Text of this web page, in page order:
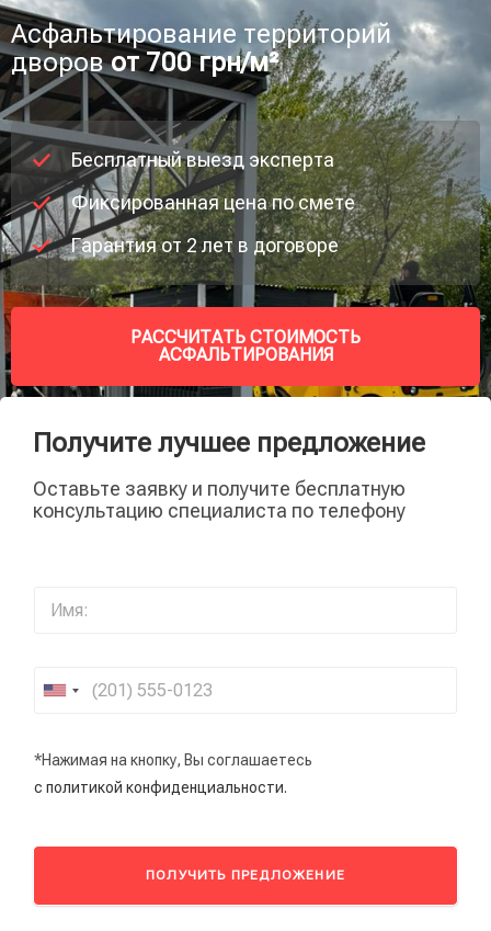
Асфальтирование территорий
дворовот 700 грн/м²
Бесплатный выезд эксперта
Фиксированная цена по смете
Гарантия от 2 лет в договоре
РАССЧИТАТЬ СТОИМОСТЬ
АСФАЛЬТИРОВАНИЯ
Получите лучшее предложение
Оставьте заявку и получите бесплатную
консультацию специалиста по телефону
*Нажимая на кнопку, Вы соглашаетесь
с политикой конфиденциальности.
ПОЛУЧИТЬ ПРЕДЛОЖЕНИЕ